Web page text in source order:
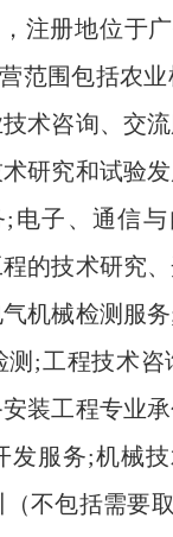
，注册地位于
范围包括农
术咨询、交
研究和试验
电子、通信
的技术研究
机械检测服
测;工程技术咨
装工程专业
发服务;机械
不包括需要